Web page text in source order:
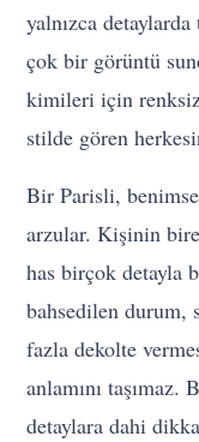
yalnızca
çok bir görüntü
kimileri için renksiz
stilde gören
Bir Parisli,
arzular. Kişinin
has birçok detayla
bahsedilen durum,
fazla dekolte
anlamını
detaylara dahi